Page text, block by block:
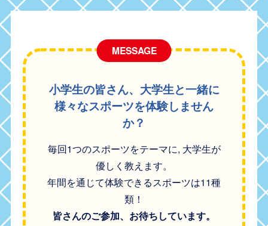
MESSAGE
小学生の皆さん、大学生と一緒に
様々なスポーツを体験しません
か？
毎回1つのスポーツをテーマに, 大学生が
優しく教えます。
年間を通じて体験できるスポーツは11種
類！
皆さんのご参加、お待ちしています。